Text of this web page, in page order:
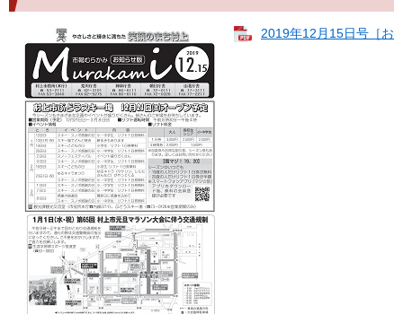
2019年12月15日号［お